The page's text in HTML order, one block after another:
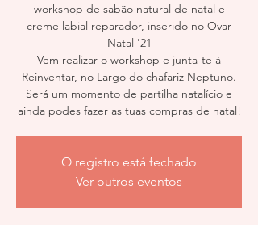
workshop de sabão natural de natal e
creme labial reparador, inserido no Ovar
Natal '21
Vem realizar o workshop e junta-te à
Reinventar, no Largo do chafariz Neptuno.
Será um momento de partilha natalício e
ainda podes fazer as tuas compras de natal!
O registro está fechado
Ver outros eventos